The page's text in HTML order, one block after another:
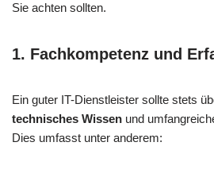
Sie achten sollten.
1. Fachkompetenz und
Ein guter IT-Dienstleister sollte stets
technisches Wissen und
Dies umfasst unter anderem: